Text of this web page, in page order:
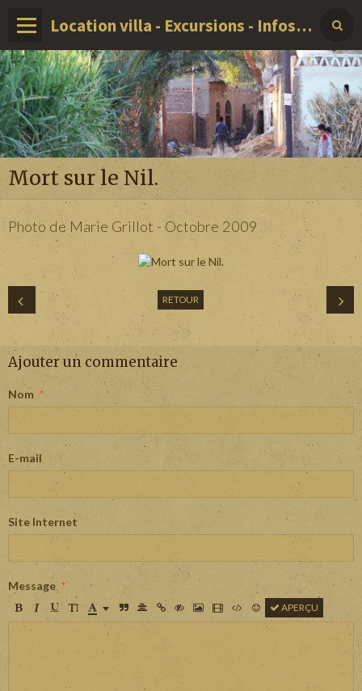
Location villa - Excursions - Infos sur LOUXOR - EGYPTE
Mort sur le Nil.
Photo de Marie Grillot - Octobre 2009
RETOUR
Ajouter un commentaire
Nom
E-mail
Site Internet
Message
APERÇU